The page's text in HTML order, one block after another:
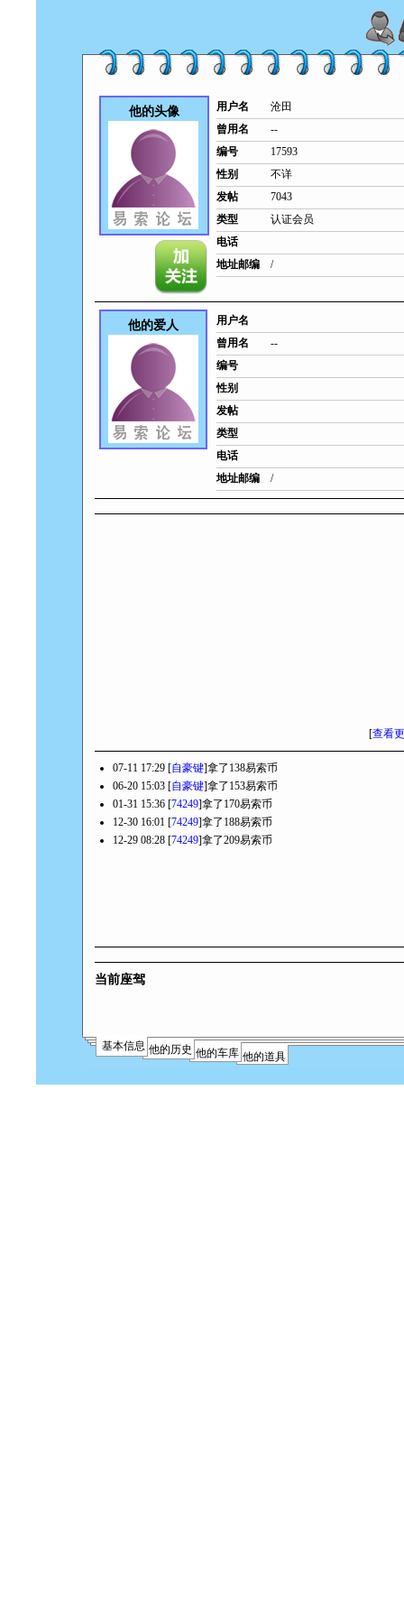
他的头像 用户名
沧田
曾用名
--
编号
17593
性别
不详
发帖
7043
类型
认证会员
电话
地址邮编
/
他的爱人
用户名
曾用名
--
编号
性别
发帖
类型
电话
地址邮编
/
[查看
07-11 17:29 [自豪键]拿了138易索币
06-20 15:03 [自豪键]拿了153易索币
01-31 15:36 [74249]拿了170易索币
12-30 16:01 [74249]拿了188易索币
12-29 08:28 [74249]拿了209易索币
当前座驾
基本信息 他的历史 他的车库 他的道具